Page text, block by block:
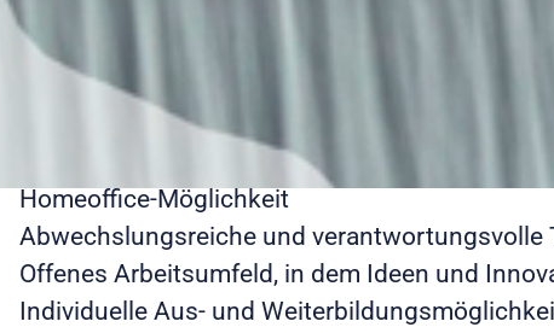
Stelle? Dann bewirb dich initiativ! Wir sind
engagierten Persönlichkeiten, die unser
Unser Angebot - was wir Dir bieten
Strukturierte Einarbeitungsphase und
Mitgestaltung eines zukunftsorientierten und
Homeoffice-Möglichkeit
Abwechslungsreiche und verantwortungsvolle
Offenes Arbeitsumfeld, in dem Ideen und
Individuelle Aus- und